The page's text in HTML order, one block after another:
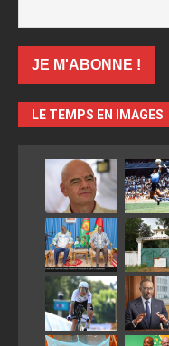
LE TEMPS EN IMAGES